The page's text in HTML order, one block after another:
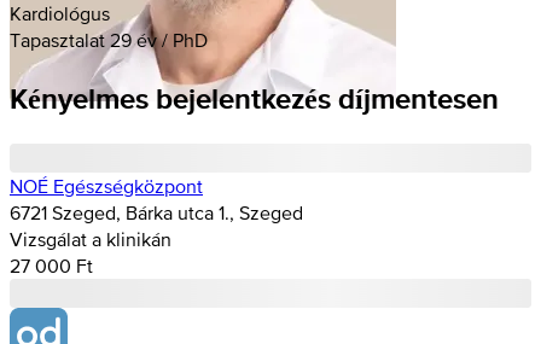
Kardiológus
Tapasztalat 29 év / PhD
Kényelmes bejelentkezés díjmentesen
NOÉ Egészségközpont
6721 Szeged, Bárka utca 1., Szeged
Vizsgálat a klinikán
27 000 Ft